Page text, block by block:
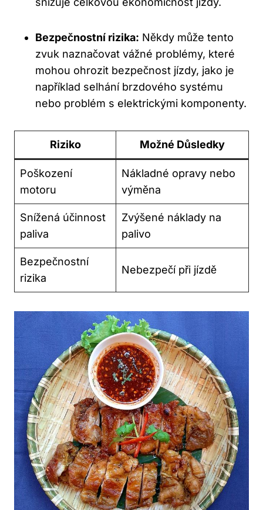
Bezpečnostní rizika: Někdy může tento
zvuk ⁣naznačovat vážné ⁤problémy, které
mohou ⁤ohrozit bezpečnost jízdy, jako je
například selhání brzdového systému
nebo problém s elektrickými ​komponenty.
Riziko Možné Důsledky
Poškození
motoru
Nákladné opravy⁤ nebo
výměna
Snížená účinnost
paliva
Zvýšené náklady na
palivo
Bezpečnostní
rizika
Nebezpečí při jízdě